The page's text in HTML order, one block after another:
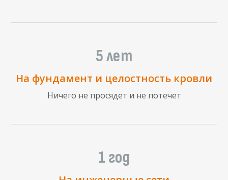
5 лет
На фундамент и целостность кровли
Ничего не просядет и не потечет
1 год